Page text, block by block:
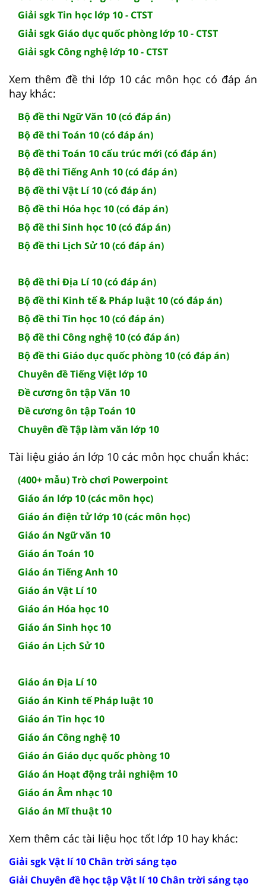
Giải sgk Tin học lớp 10 - CTST
Giải sgk Giáo dục quốc phòng lớp 10 - CTST
Giải sgk Công nghệ lớp 10 - CTST
Xem thêm đề thi lớp 10 các môn học có đáp án
hay khác:
Bộ đề thi Ngữ Văn 10 (có đáp án)
Bộ đề thi Toán 10 (có đáp án)
Bộ đề thi Toán 10 cấu trúc mới (có đáp án)
Bộ đề thi Tiếng Anh 10 (có đáp án)
Bộ đề thi Vật Lí 10 (có đáp án)
Bộ đề thi Hóa học 10 (có đáp án)
Bộ đề thi Sinh học 10 (có đáp án)
Bộ đề thi Lịch Sử 10 (có đáp án)
Bộ đề thi Địa Lí 10 (có đáp án)
Bộ đề thi Kinh tế & Pháp luật 10 (có đáp án)
Bộ đề thi Tin học 10 (có đáp án)
Bộ đề thi Công nghệ 10 (có đáp án)
Bộ đề thi Giáo dục quốc phòng 10 (có đáp án)
Chuyên đề Tiếng Việt lớp 10
Đề cương ôn tập Văn 10
Đề cương ôn tập Toán 10
Chuyên đề Tập làm văn lớp 10
Tài liệu giáo án lớp 10 các môn học chuẩn khác:
(400+ mẫu) Trò chơi Powerpoint
Giáo án lớp 10 (các môn học)
Giáo án điện tử lớp 10 (các môn học)
Giáo án Ngữ văn 10
Giáo án Toán 10
Giáo án Tiếng Anh 10
Giáo án Vật Lí 10
Giáo án Hóa học 10
Giáo án Sinh học 10
Giáo án Lịch Sử 10
Giáo án Địa Lí 10
Giáo án Kinh tế Pháp luật 10
Giáo án Tin học 10
Giáo án Công nghệ 10
Giáo án Giáo dục quốc phòng 10
Giáo án Hoạt động trải nghiệm 10
Giáo án Âm nhạc 10
Giáo án Mĩ thuật 10
Xem thêm các tài liệu học tốt lớp 10 hay khác:
Giải sgk Vật lí 10 Chân trời sáng tạo
Giải Chuyên đề học tập Vật lí 10 Chân trời sáng tạo